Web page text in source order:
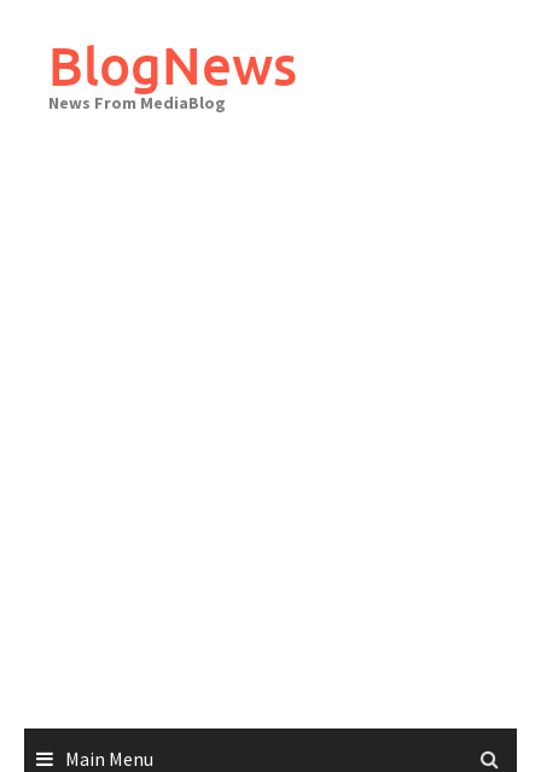
contentBlogNews
News From MediaBlog
Main Menu